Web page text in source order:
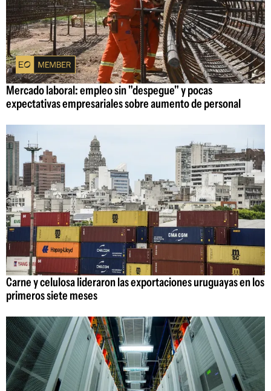
Mercado laboral: empleo sin "despegue" y pocas
expectativas empresariales sobre aumento de personal
Carne y celulosa lideraron las exportaciones uruguayas en los
primeros siete meses